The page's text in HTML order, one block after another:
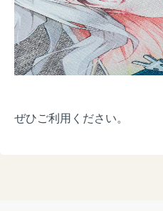
ぜひご利用ください。